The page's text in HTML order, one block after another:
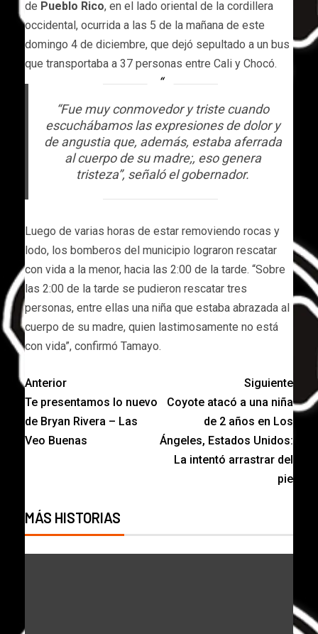
de Pueblo Rico, en el lado oriental de la cordillera
occidental, ocurrida a las 5 de la mañana de este
domingo 4 de diciembre, que dejó sepultado a un bus
que transportaba a 37 personas entre Cali y Chocó.
“Fue muy conmovedor y triste cuando
escuchábamos las expresiones de dolor y
de angustia que, además, estaba aferrada
al cuerpo de su madre;, eso genera
tristeza”, señaló el gobernador.
Luego de varias horas de estar removiendo rocas y
lodo, los bomberos del municipio lograron rescatar
con vida a la menor, hacia las 2:00 de la tarde. “Sobre
las 2:00 de la tarde se pudieron rescatar tres
personas, entre ellas una niña que estaba abrazada al
cuerpo de su madre, quien lastimosamente no está
con vida”, confirmó Tamayo.
Anterior
Te presentamos lo nuevo
de Bryan Rivera – Las
Veo Buenas
Siguiente
Coyote atacó a una niña
de 2 años en Los
Ángeles, Estados Unidos:
La intentó arrastrar del
pie
MÁS HISTORIAS